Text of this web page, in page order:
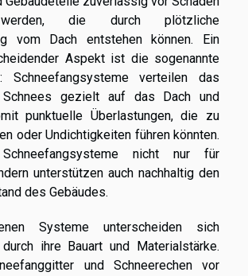
die durch plötzliche
vom Dach entstehen können. Ein
Aspekt ist die sogenannte
Schneefangsysteme verteilen das
gezielt auf das Dach und
punktuelle Überlastungen, die zu
oder Undichtigkeiten führen könnten.
nicht nur für
unterstützen auch nachhaltig den
des Gebäudes.
Systeme unterscheiden sich
ihre Bauart und Materialstärke.
und Schneerechen vor